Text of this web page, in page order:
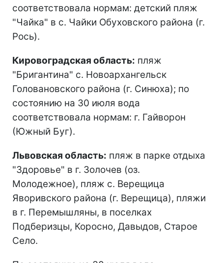
соответствовала нормам: детский пляж
"Чайка" в с. Чайки Обуховского района (г.
Рось).
Кировоградская область: пляж
"Бригантина" с. Новоархангельск
Головановского района (г. Синюха); по
состоянию на 30 июля вода
соответствовала нормам: г. Гайворон
(Южный Буг).
Львовская область: пляж в парке отдыха
"Здоровье" в г. Золочев (оз.
Молодежное), пляж с. Верещица
Яворивского района (г. Верещица), пляжи
в г. Перемышляны, в поселках
Подберизцы, Коросно, Давыдов, Старое
Село.